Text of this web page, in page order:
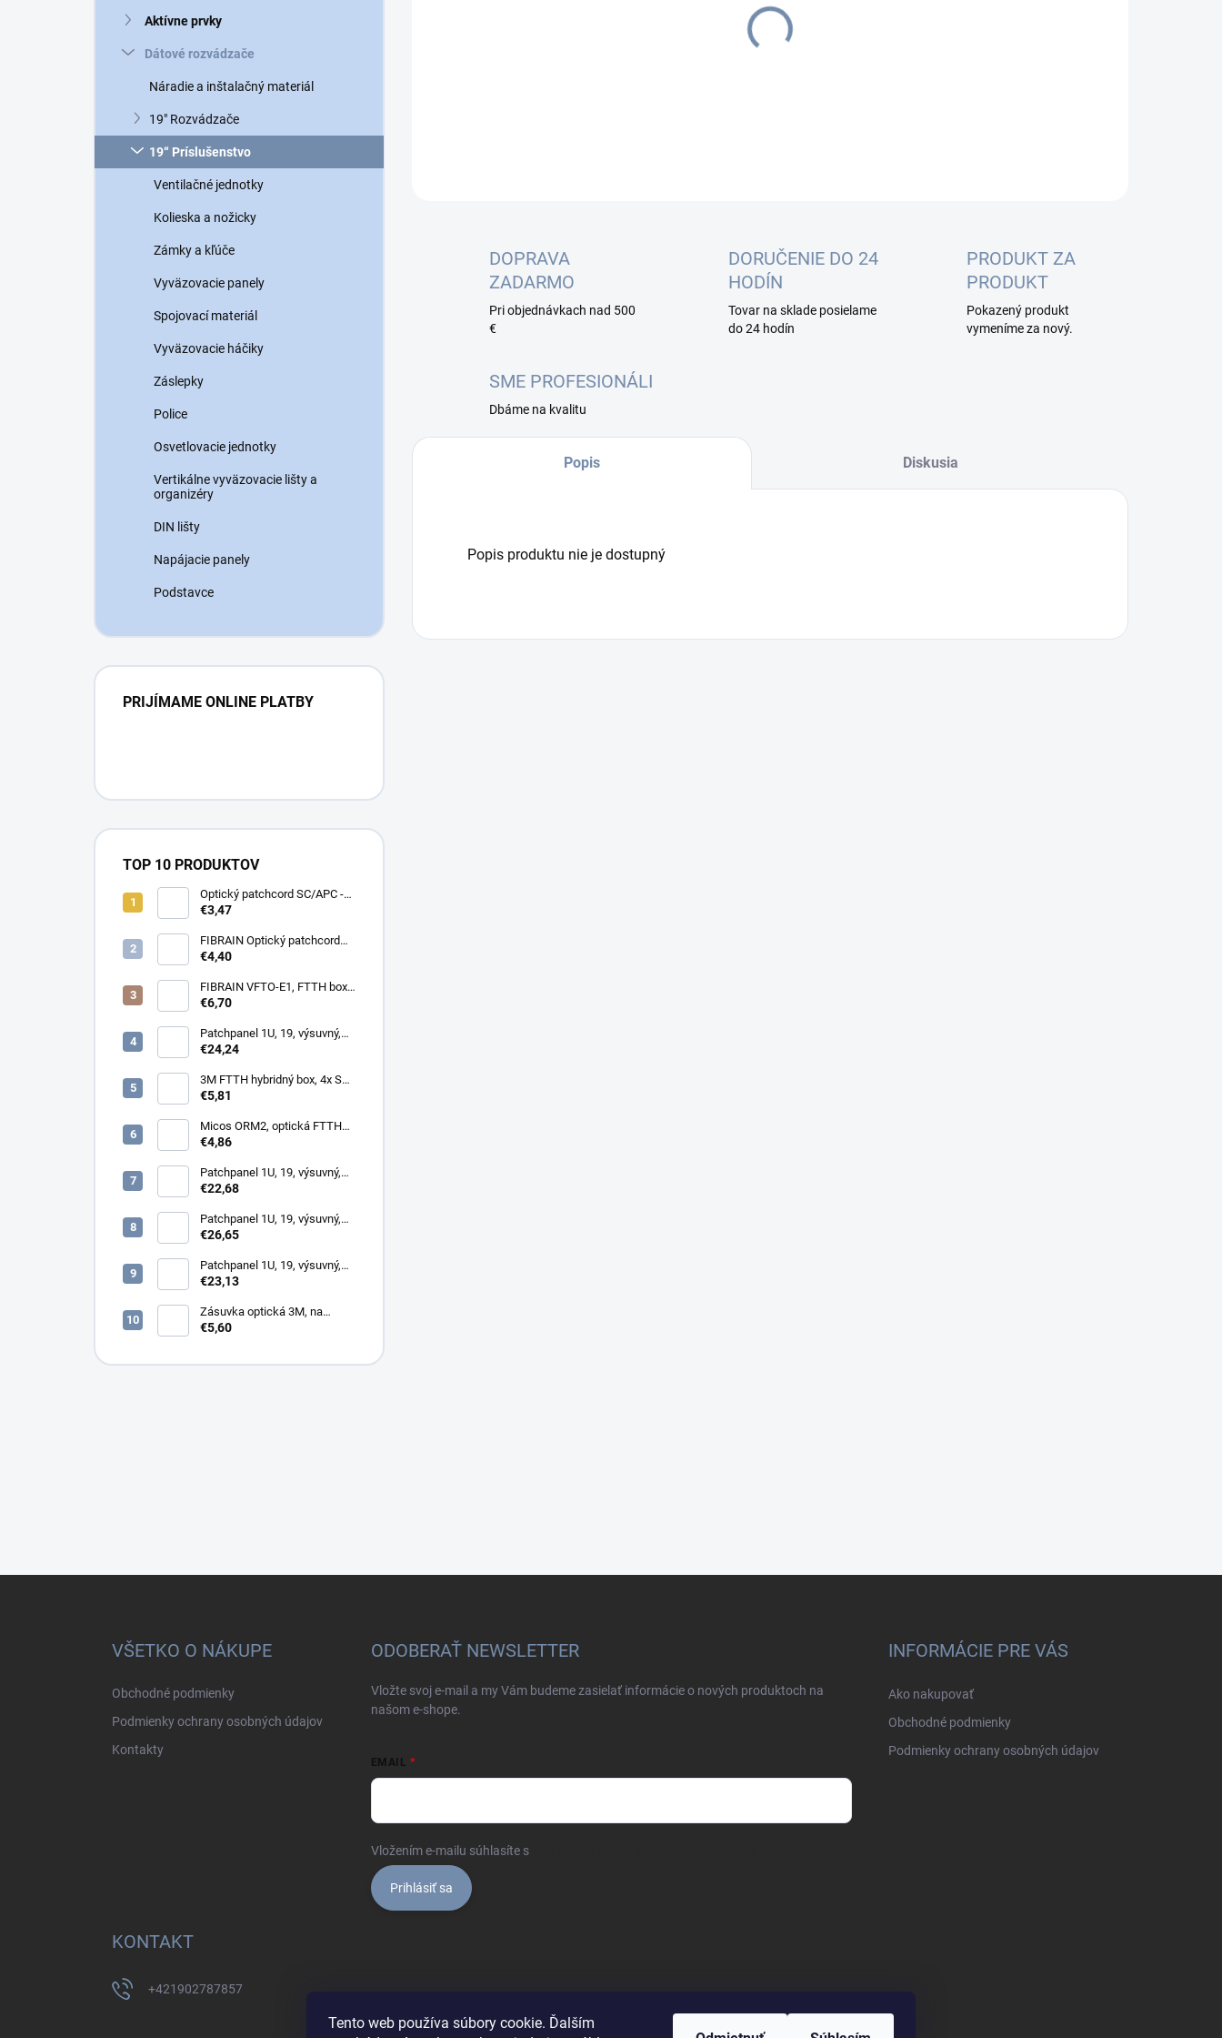
Tento web používa súbory cookie. Ďalším
Aktívne prvky
Dátové rozvádzače
Náradie a inštalačný materiál
19" Rozvádzače
19“ Príslušenstvo
Ventilačné jednotky
Kolieska a nožicky
Zámky a kľúče
Vyväzovacie panely
Spojovací materiál
Vyväzovacie háčiky
Záslepky
Police
Osvetlovacie jednotky
Vertikálne vyväzovacie lišty a
organizéry
DIN lišty
Napájacie panely
Podstavce
PRIJÍMAME ONLINE PLATBY
TOP 10 PRODUKTOV
Optický patchcord SC/APC -
LC/APC 1m simplex, SM,
€3,47
FIBRAIN Optický patchcord
LC/APC - LC/APC 1m, Gold,
€4,40
FIBRAIN VFTO-E1, FTTH box,
1x adaptér SC/APC, 1x pigtail
€6,70
Patchpanel 1U, 19, výsuvný,
24x SC simplex, 24x LC
€24,24
3M FTTH hybridný box, 4x SC,
keystone, simplex, vnútorný
€5,81
Micos ORM2, optická FTTH
zásuvka, 2x SC simplex
€4,86
Patchpanel 1U, 19, výsuvný,
12x SC simplex, biely (1x
€22,68
Patchpanel 1U, 19, výsuvný,
12x SC duplex, biely (2x
€26,65
Patchpanel 1U, 19, výsuvný,
24x SC duplex, biely (2x
€23,13
Zásuvka optická 3M, na
omítku hybridní, 8686,
€5,60
DOPRAVA
ZADARMO
Pri objednávkach nad 500
€
DORUČENIE DO 24
HODÍN
Tovar na sklade posielame
do 24 hodín
PRODUKT ZA
PRODUKT
Pokazený produkt
vymeníme za nový.
SME PROFESIONÁLI
Dbáme na kvalitu
Popis Diskusia
Popis produktu nie je dostupný
VŠETKO O NÁKUPE
Obchodné podmienky
Podmienky ochrany osobných údajov
Kontakty
ODOBERAŤ NEWSLETTER
Vložte svoj e-mail a my Vám budeme zasielať informácie o nových produktoch na
našom e-shope.
EMAIL
Vložením e-mailu súhlasíte s
Prihlásiť sa
INFORMÁCIE PRE VÁS
Ako nakupovať
Obchodné podmienky
Podmienky ochrany osobných údajov
KONTAKT
+421902787857